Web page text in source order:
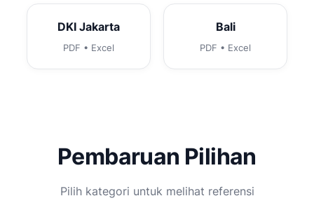
DKI Jakarta
PDF • Excel
Bali
PDF • Excel
Pembaruan Pilihan
Pilih kategori untuk melihat referensi